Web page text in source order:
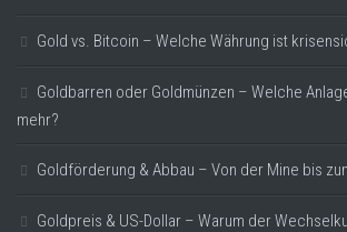
Gold vs. Bitcoin – Welche Währung ist
Goldbarren oder Goldmünzen – Welche
mehr?
Goldförderung & Abbau – Von der Mine bis
Goldpreis & US-Dollar – Warum der